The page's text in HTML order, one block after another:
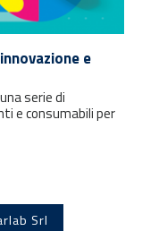
e
serie di
e consumabili per
Srl